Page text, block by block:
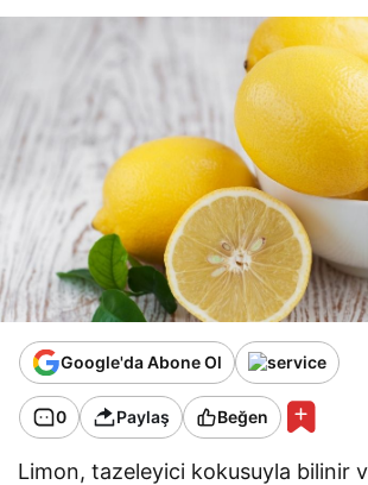
Google'da Abone Ol
0 Paylaş Beğen
Limon, tazeleyici kokusuyla bilinir